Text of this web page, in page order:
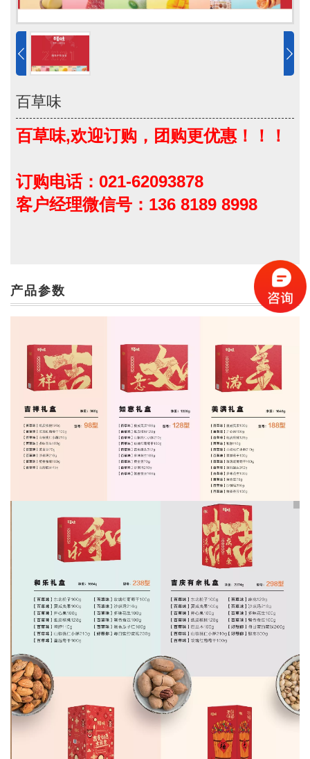
百草味
百草味,欢迎订购，团购更优惠！！！
订购电话：021-62093878
客户经理微信号：136 8189 8998
产品参数